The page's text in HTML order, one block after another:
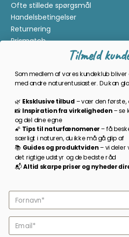
Ofte stillede spørgsmål
Handelsbetingelser
Returnering
Prismatch
Om Kikkertland
Bliv en del af
Som medlem bliver du opdateret
prisbasker, spændende
TILMELD
2026 ©
Tilmeld
Som medlem af vores kundeklub
med andre naturentusiaster. Du kan
🌿 Eksklusive tilbud –vær den første,
📸 Inspirationfra virkeligheden–se
ogdel dineegne
🌠 Tipstil naturfænomener–få
særligti naturen,duikkemågåglipaf
📚 Guidesog produktviden–videler
detrigtigeudstyr ogdebedsteråd
📬Altid skarpe priser og nyheder